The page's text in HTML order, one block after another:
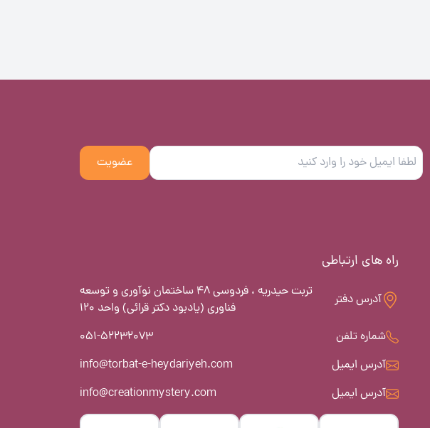
عضویت
راه های ارتباطی
آدرس دفتر
تربت حیدریه ، فردوسی 48 ساختمان نوآوری و توسعه
فناوری (یادبود دکتر قرائی) واحد 120
شماره تلفن
051-52232073
آدرس ایمیل
info@torbat-e-heydariyeh.com
آدرس ایمیل
info@creationmystery.com